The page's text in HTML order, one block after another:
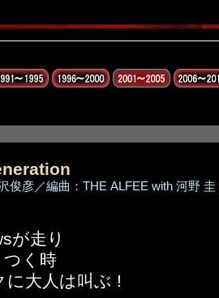
俊彦／編曲：THE ALFEE with 河野 圭
が走り
つく時
に大人は叫ぶ !